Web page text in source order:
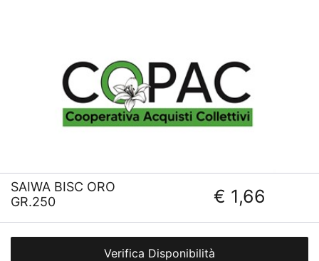
SAIWA BISC ORO
GR.250
€ 1,66
Verifica Disponibilità